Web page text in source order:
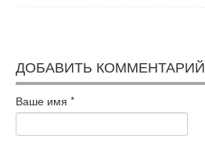
ДОБАВИТЬ КОММЕНТАРИЙ
Ваше имя *